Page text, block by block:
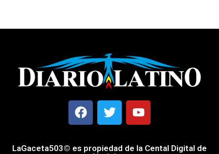
LaGaceta503© es propiedad de la Cental Digital de